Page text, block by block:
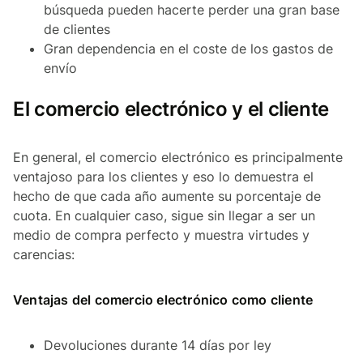
búsqueda pueden hacerte perder una gran base
de clientes
Gran dependencia en el coste de los gastos de
envío
El comercio electrónico y el cliente
En general, el comercio electrónico es principalmente
ventajoso para los clientes y eso lo demuestra el
hecho de que cada año aumente su porcentaje de
cuota. En cualquier caso, sigue sin llegar a ser un
medio de compra perfecto y muestra virtudes y
carencias:
Ventajas del comercio electrónico como cliente
Devoluciones durante 14 días por ley